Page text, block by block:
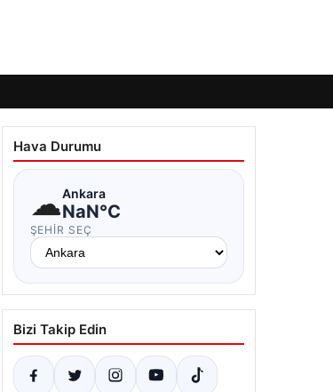
Hava Durumu
☁Ankara
NaN°C
ŞEHIR SEÇ
Bizi Takip Edin